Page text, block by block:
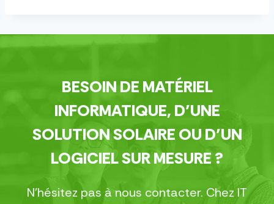
BESOIN DE MATÉRIEL
INFORMATIQUE, D’UNE
SOLUTION SOLAIRE OU D’UN
LOGICIEL SUR MESURE ?
N’hésitez pas à nous contacter. Chez IT